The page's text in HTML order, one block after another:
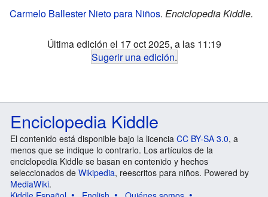
Carmelo Ballester Nieto para Niños. Enciclopedia Kiddle.
Última edición el 17 oct 2025, a las 11:19
Sugerir una edición.
Enciclopedia Kiddle
El contenido está disponible bajo la licencia CC BY-SA 3.0, a
menos que se indique lo contrario. Los artículos de la
enciclopedia Kiddle se basan en contenido y hechos
seleccionados de Wikipedia, reescritos para niños. Powered by
MediaWiki.